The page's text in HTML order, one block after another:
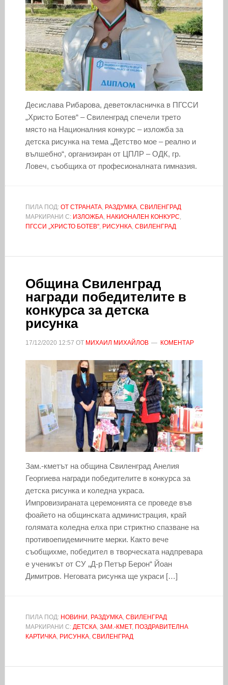
Десислава Рибарова, деветокласничка в ПГССИ
„Христо Ботев“ – Свиленград спечели трето
място на Националния конкурс – изложба за
детска рисунка на тема „Детство мое – реално и
вълшебно“, организиран от ЦПЛР – ОДК, гр.
Ловеч, съобщиха от професионалната гимназия.
ПИЛА ПОД: ОТ СТРАНАТА, РАЗДУМКА, СВИЛЕНГРАД
МАРКИРАНИ С: ИЗЛОЖБА, НАКИОНАЛЕН КОНКУРС,
ПГССИ „ХРИСТО БОТЕВ", РИСУНКА, СВИЛЕНГРАД
Община Свиленград
награди победителите в
конкурса за детска
рисунка
17/12/2020 12:57 ОТ МИХАИЛ МИХАЙЛОВ КОМЕНТАР
Зам.-кметът на община Свиленград Анелия
Георгиева награди победителите в конкурса за
детска рисунка и коледна украса.
Импровизираната церемонията се проведе във
фоайето на общинската администрация, край
голямата коледна елха при стриктно спазване на
противоепидемичните мерки. Както вече
съобщихме, победител в творческата надпревара
е ученикът от СУ „Д-р Петър Берон“ Йоан
Димитров. Неговата рисунка ще украси […]
ПИЛА ПОД: НОВИНИ , РАЗДУМКА, СВИЛЕНГРАД
МАРКИРАНИ С: ДЕТСКА, ЗАМ.-КМЕТ, ПОЗДРАВИТЕЛНА
КАРТИЧКА, РИСУНКА, СВИЛЕНГРАД